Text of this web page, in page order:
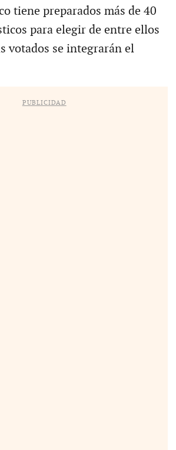
tiene preparados más de 40
para elegir de entre ellos
votados se integrarán el
PUBLICIDAD